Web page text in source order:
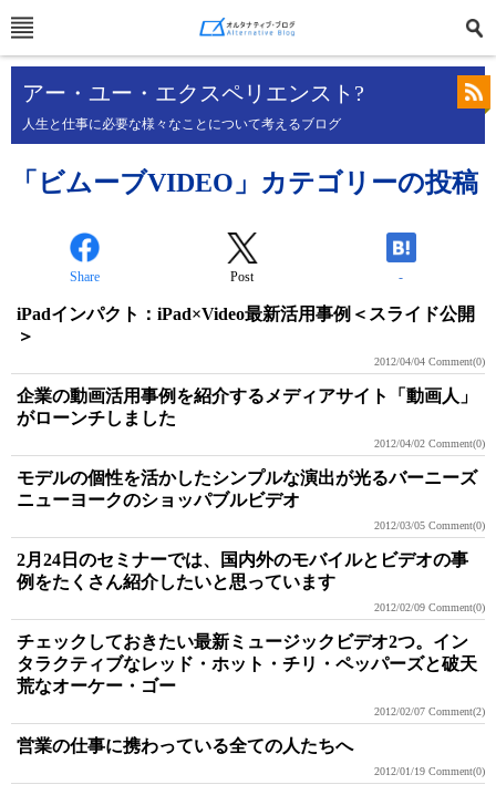
アー・ユー・エクスペリエンスト?
人生と仕事に必要な様々なことについて考えるブログ
「ビムーブVIDEO」カテゴリーの投稿
Share Post -
iPadインパクト：iPad×Video最新活用事例＜スライド公開
＞
2012/04/04 Comment(0)
企業の動画活用事例を紹介するメディアサイト「動画人」
がローンチしました
2012/04/02 Comment(0)
モデルの個性を活かしたシンプルな演出が光るバーニーズ
ニューヨークのショッパブルビデオ
2012/03/05 Comment(0)
2月24日のセミナーでは、国内外のモバイルとビデオの事
例をたくさん紹介したいと思っています
2012/02/09 Comment(0)
チェックしておきたい最新ミュージックビデオ2つ。イン
タラクティブなレッド・ホット・チリ・ペッパーズと破天
荒なオーケー・ゴー
2012/02/07 Comment(2)
営業の仕事に携わっている全ての人たちへ
2012/01/19 Comment(0)